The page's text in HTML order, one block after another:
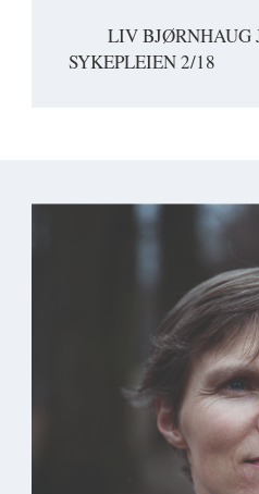
LIV BJØRNHAUG
SYKEPLEIEN 2/18